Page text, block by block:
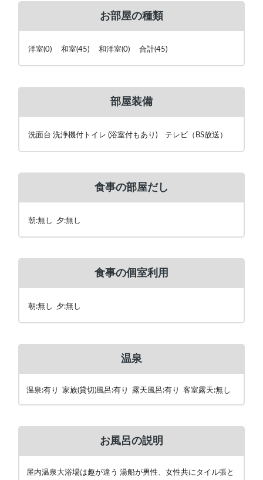
お部屋の種類
洋室(0) 和室(45) 和洋室(0) 合計(45)
部屋装備
洗面台 洗浄機付トイレ (浴室付もあり) テレビ（BS放送）
食事の部屋だし
朝:無し 夕:無し
食事の個室利用
朝:無し 夕:無し
温泉
温泉:有り 家族(貸切)風呂:有り 露天風呂:有り 客室露天:無し
お風呂の説明
屋内温泉大浴場は趣が違う 湯船が男性、女性共にタイル張と